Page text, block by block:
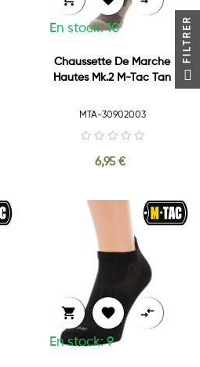
En stock: 10
Chaussette De Marche
Hautes Mk.2 M-Tac Tan
MTA-30902003
6,95 €
En stock: 9
  
FILTRER